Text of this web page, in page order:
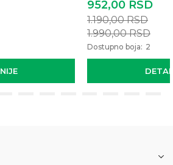
952,00 RSD
1.190,00RSD
1.990,00RSD
Dostupno boja: 2